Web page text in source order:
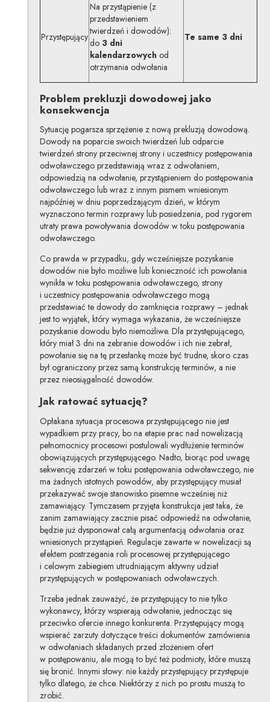
Przystępujący
Na przystąpienie (z
przedstawieniem
twierdzeń i dowodów):
do 3 dni
kalendarzowych od
otrzymania odwołania
Te same 3 dni
Problem prekluzji dowodowej jako
konsekwencja
Sytuację pogarsza sprzężenie z nową prekluzją dowodową.
Dowody na poparcie swoich twierdzeń lub odparcie
twierdzeń strony przeciwnej strony i uczestnicy postępowania
odwoławczego przedstawiają wraz z odwołaniem,
odpowiedzią na odwołanie, przystąpieniem do postępowania
odwoławczego lub wraz z innym pismem wniesionym
najpóźniej w dniu poprzedzającym dzień, w którym
wyznaczono termin rozprawy lub posiedzenia, pod rygorem
utraty prawa powoływania dowodów w toku postępowania
odwoławczego.
Co prawda w przypadku, gdy wcześniejsze pozyskanie
dowodów nie było możliwe lub konieczność ich powołania
wynikła w toku postępowania odwoławczego, strony
i uczestnicy postępowania odwoławczego mogą
przedstawiać te dowody do zamknięcia rozprawy – jednak
jest to wyjątek, który wymaga wykazania, że wcześniejsze
pozyskanie dowodu było niemożliwe. Dla przystępującego,
który miał 3 dni na zebranie dowodów i ich nie zebrał,
powołanie się na tę przesłankę może być trudne, skoro czas
był ograniczony przez samą konstrukcję terminów, a nie
przez nieosiągalność dowodów.
Jak ratować sytuację?
Opłakana sytuacja procesowa przystępującego nie jest
wypadkiem przy pracy, bo na etapie prac nad nowelizacją
pełnomocnicy procesowi postulowali wydłużenie terminów
obowiązujących przystępującego. Nadto, biorąc pod uwagę
sekwencję zdarzeń w toku postępowania odwoławczego, nie
ma żadnych istotnych powodów, aby przystępujący musiał
przekazywać swoje stanowisko pisemne wcześniej niż
zamawiający. Tymczasem przyjęta konstrukcja jest taka, że
zanim zamawiający zacznie pisać odpowiedź na odwołanie,
będzie już dysponował całą argumentacją odwołania oraz
wniesionych przystąpień. Regulacje zawarte w nowelizacji są
efektem postrzegania roli procesowej przystępującego
i celowym zabiegiem utrudniającym aktywny udział
przystępujących w postępowaniach odwoławczych.
Trzeba jednak zauważyć, że przystępujący to nie tylko
wykonawcy, którzy wspierają odwołanie, jednocząc się
przeciwko ofercie innego konkurenta. Przystępujący mogą
wspierać zarzuty dotyczące treści dokumentów zamówienia
w odwołaniach składanych przed złożeniem ofert
w postępowaniu, ale mogą to być też podmioty, które muszą
się bronić. Innymi słowy: nie każdy przystępujący przystępuje
tylko dlatego, że chce. Niektórzy z nich po prostu muszą to
zrobić.